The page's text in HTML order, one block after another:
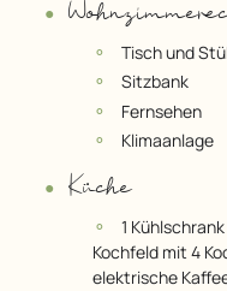
Tisch und
Sitzbank
Fernsehen
Klimaanlage
Küche
1
Kochfeld mit 4
elektrische